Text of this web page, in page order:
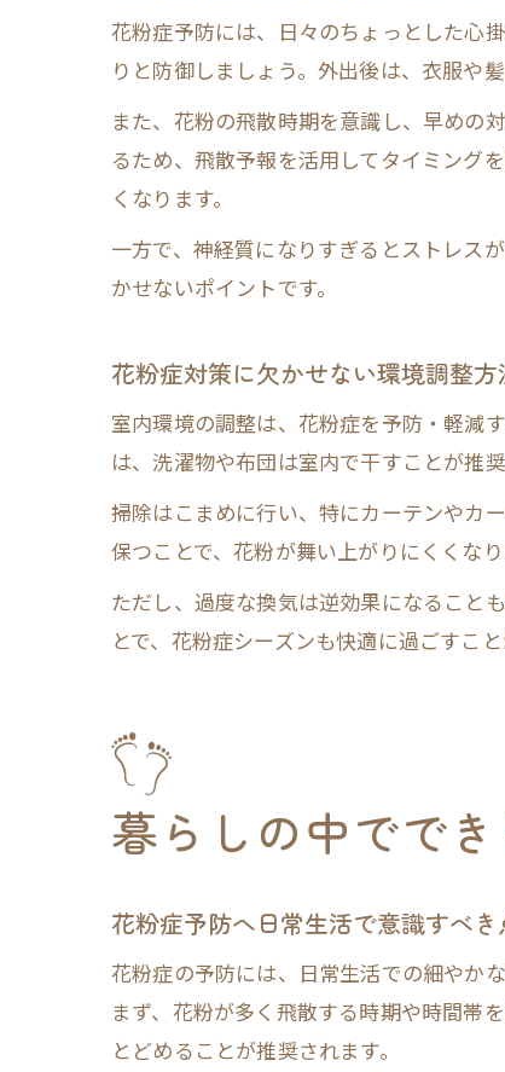
花粉症予防には、日々のちょっとした心
りと防御しましょう。外出後は、衣服や
また、花粉の飛散時期を意識し、早めの
るため、飛散予報を活用してタイミング
くなります。
一方で、神経質になりすぎるとストレス
かせないポイントです。
花粉症対策に欠かせない環境調整方
室内環境の調整は、花粉症を予防・軽減
は、洗濯物や布団は室内で干すことが推
掃除はこまめに行い、特にカーテンやカ
保つことで、花粉が舞い上がりにくくな
ただし、過度な換気は逆効果になること
とで、花粉症シーズンも快適に過ごすこと
暮らしの中でで
花粉症予防へ日常生活で意識すべき
花粉症の予防には、日常生活での細やか
まず、花粉が多く飛散する時期や時間帯
とどめることが推奨されます。